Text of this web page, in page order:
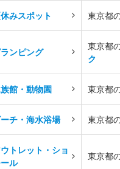
みスポット 東京都
ンピング
東京都
ク
館・動物園 東京都
チ・海水浴場 東京都
トレット・ショ
ル
東京都